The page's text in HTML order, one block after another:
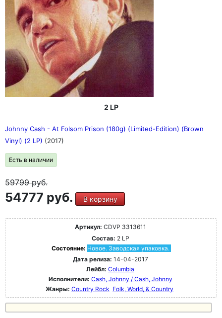
2 LP
Johnny Cash - At Folsom Prison (180g) (Limited-Edition) (Brown
Vinyl) (2 LP) (2017)
Есть в наличии
59799руб.
54777 руб. В корзину
Артикул: CDVP 3313611
Состав: 2 LP
Состояние: Новое. Заводская упаковка.
Дата релиза: 14-04-2017
Лейбл: Columbia
Исполнители: Cash, Johnny / Cash, Johnny
Жанры: Country Rock Folk, World, & Country